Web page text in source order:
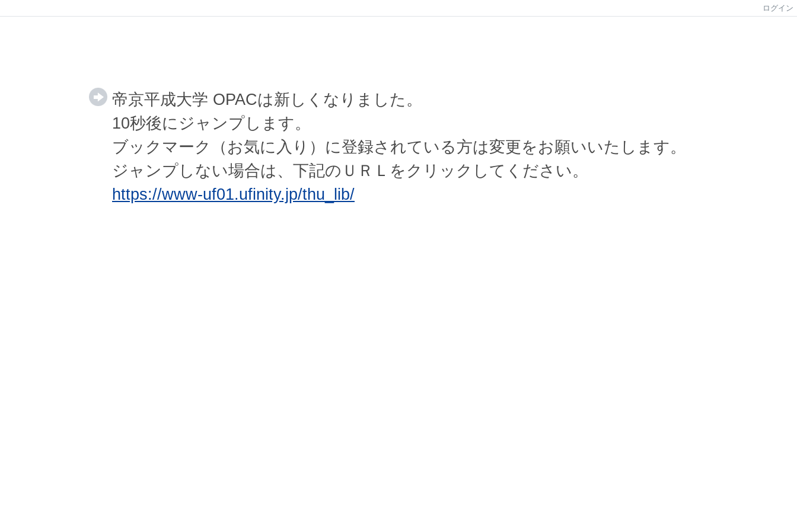
ログイン
帝京平成大学 OPACは新しくなりました。
10秒後にジャンプします。
ブックマーク（お気に入り）に登録されている方は変更をお願いいたします。
ジャンプしない場合は、下記のＵＲＬをクリックしてください。
https://www-uf01.ufinity.jp/thu_lib/